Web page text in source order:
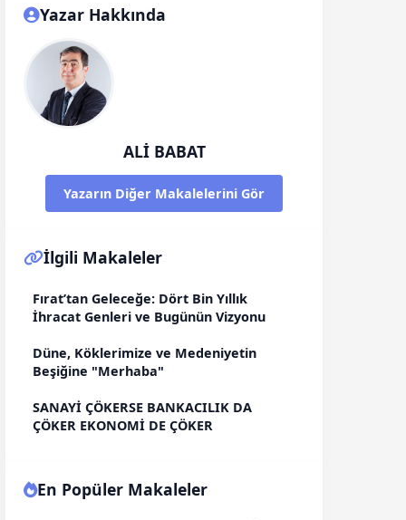
Yazar Hakkında
ALİ BABAT
Yazarın Diğer Makalelerini Gör
İlgili Makaleler
Fırat’tan Geleceğe: Dört Bin Yıllık
İhracat Genleri ve Bugünün Vizyonu
Düne, Köklerimize ve Medeniyetin
Beşiğine "Merhaba"
SANAYİ ÇÖKERSE BANKACILIK DA
ÇÖKER EKONOMİ DE ÇÖKER
En Popüler Makaleler